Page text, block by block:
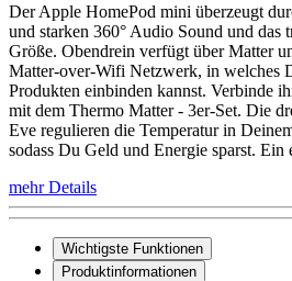
Der Apple HomePod mini überzeugt
und starken 360° Audio Sound und das
Größe. Obendrein verfügt über Matter
Matter-over-Wifi Netzwerk, in welches
Produkten einbinden kannst. Verbinde
mit dem Thermo Matter - 3er-Set. Die
Eve regulieren die Temperatur in
sodass Du Geld und Energie sparst. Ein
mehr Details
Wichtigste Funktionen
Produktinformationen